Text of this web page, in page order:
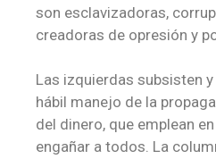
son esclavizadoras,
creadoras de opresión y
Las izquierdas subsisten
hábil manejo de la
del dinero, que emplean
engañar a todos. La